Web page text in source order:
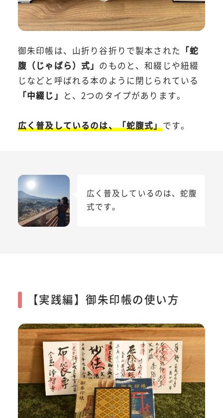
御朱印帳は、山折り谷折りで製本された 「蛇
腹（じゃばら）式」 のものと、和綴じや紐綴
じなどと呼ばれる本のように閉じられている
「中綴じ」 と、2つのタイプがあります。
広く普及しているのは、「蛇腹式」です。
広く普及しているのは、蛇腹
式です。
【実践編】御朱印帳の使い方